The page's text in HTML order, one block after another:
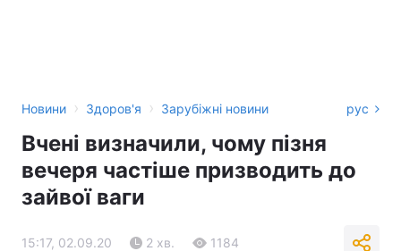
Новини › Здоров'я › Зарубіжні новини рус
Вчені визначили, чому пізня
вечеря частіше призводить до
зайвої ваги
15:17, 02.09.20 2 хв. 1184